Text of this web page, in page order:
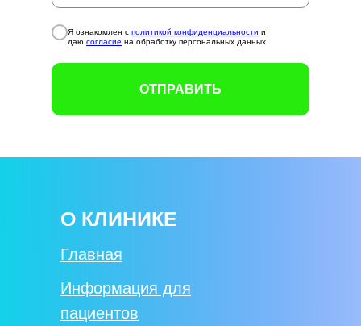
Я ознакомлен с политикой конфиденциальности и
даю согласие на обработку персональных данных
ОТПРАВИТЬ
О КЛИНИКЕ
Главная
Информация для
пациентов